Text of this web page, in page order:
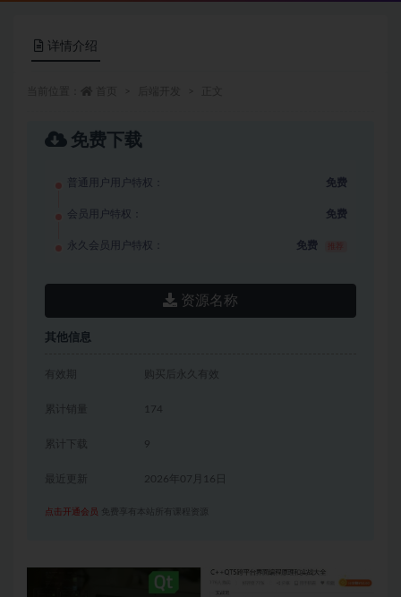
详情介绍
免费下载
普通用户用户特权： 免费
会员用户特权： 免费
永久会员用户特权： 免费
资源名称
其他信息
有效期 购买后永久有效
累计销量 174
累计下载 9
2026年07月16日
点击开通会员 免费享有本站所有课程资源